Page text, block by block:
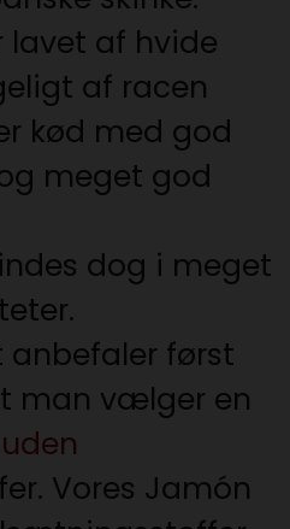
lavet af hvide
af racen
kød med god
meget god
dog i meget
anbefaler først
man vælger en
uden
Vores Jamón